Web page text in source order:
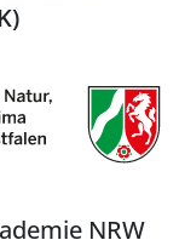
NRW